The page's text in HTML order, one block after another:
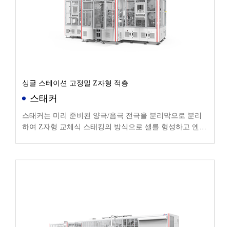
싱글 스테이션 고정밀 Z자형 적층
스태커
스태커는 미리 준비된 양극/음극 전극을 분리막으로 분리
하여 Z자형 교체식 스태킹의 방식으로 셀를 형성하고 엔드